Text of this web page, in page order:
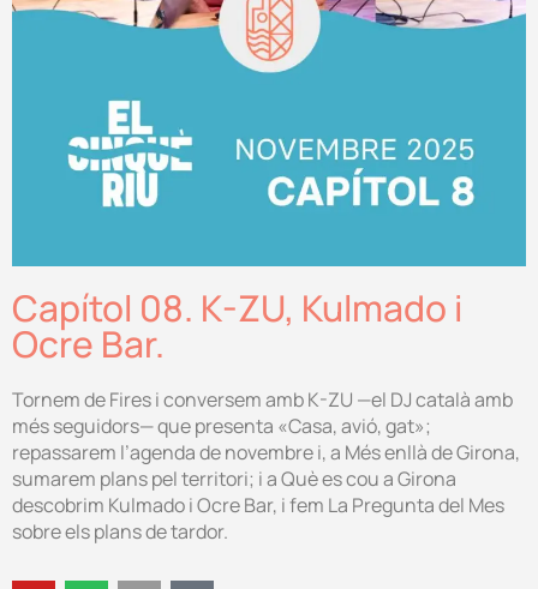
Capítol 08. K-ZU, Kulmado i
Ocre Bar.
Tornem de Fires i conversem amb K-ZU —el DJ català amb
més seguidors— que presenta «Casa, avió, gat»;
repassarem l’agenda de novembre i, a Més enllà de Girona,
sumarem plans pel territori; i a Què es cou a Girona
descobrim Kulmado i Ocre Bar, i fem La Pregunta del Mes
sobre els plans de tardor.